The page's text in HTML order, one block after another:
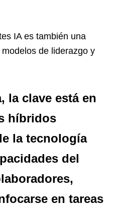
IA es también una
de liderazgo y
la clave está en
híbridos
la tecnología
del
en tareas